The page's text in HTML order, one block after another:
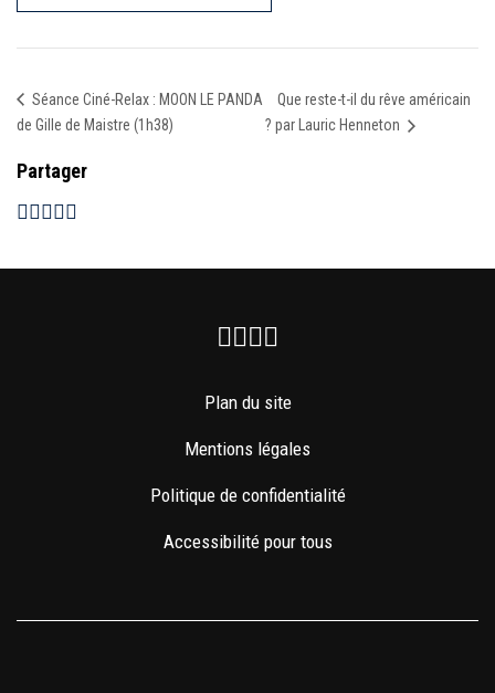
Séance Ciné-Relax : MOON LE PANDA
de Gille de Maistre (1h38)
Que reste-t-il du rêve américain
? par Lauric Henneton
Partager
Facebook
Instagram
Youtube
Plan du site
Mentions légales
Politique de confidentialité
Accessibilité pour tous